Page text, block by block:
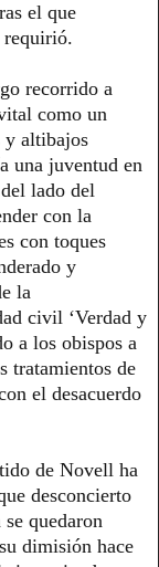
el que
requirió.
recorrido a
como un
y altibajos
una juventud en
lado del
con la
con toques
y
la
civil ‘Verdad y
a los obispos a
tratamientos de
el desacuerdo
de Novell ha
desconcierto
quedaron
dimisión hace